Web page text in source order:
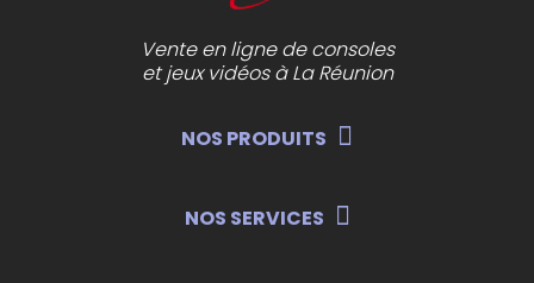
Vente en ligne de consoles
et jeux vidéos à La Réunion
NOS PRODUITS
NOS SERVICES